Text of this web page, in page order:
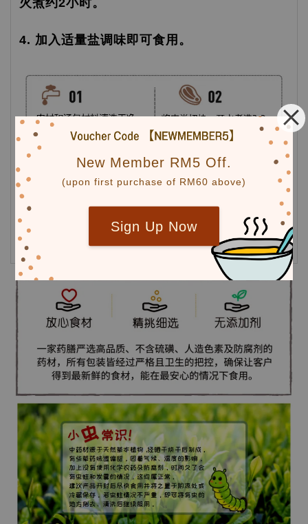
New Member RM5 Off.
(upon first purchase of RM60 above)
Sign Up Now
火煮约2小时。
4. 加入适量盐调味即可食用。